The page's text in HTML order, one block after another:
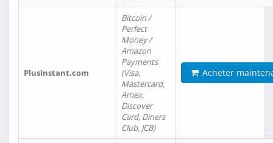
PlusInstant.com
Bitcoin /
Perfect
Money /
Amazon
Payments
(Visa,
Mastercard,
Amex,
Discover
Card, Diners
Club, JCB)
Acheter